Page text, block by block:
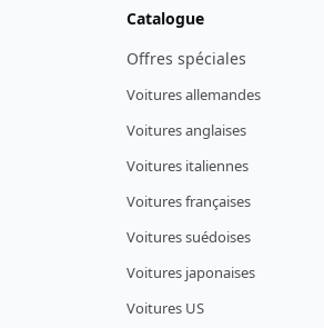
Catalogue
Offres spéciales
Voitures allemandes
Voitures anglaises
Voitures italiennes
Voitures françaises
Voitures suédoises
Voitures japonaises
Voitures US